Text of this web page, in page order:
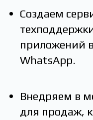
Создаем
приложений
WhatsApp.
Внедряем в
для продаж,